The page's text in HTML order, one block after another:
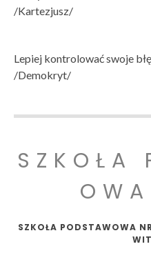
/Kartezjusz/
Lepiej kontrolować swoje
/Demokryt/
SZKOŁA
SZKOŁA PODSTAWOWA